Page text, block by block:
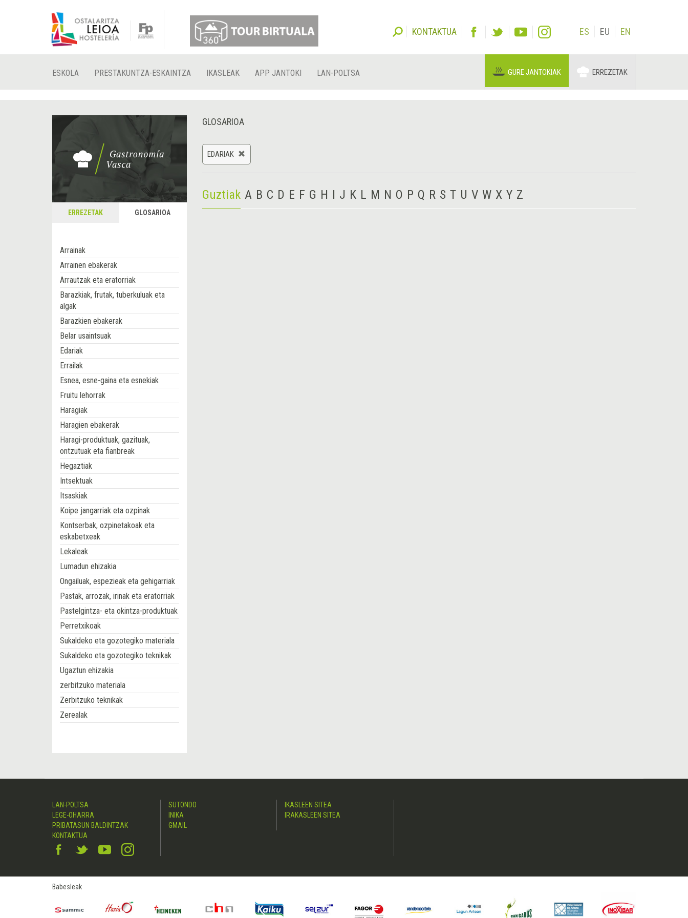
KONTAKTUA ES EU EN
ESKOLA PRESTAKUNTZA-ESKAINTZA IKASLEAK APP JANTOKI LAN-POLTSA GURE JANTOKIAK ERREZETAK
ERREZETAK GLOSARIOA
Arrainak
Arrainen ebakerak
Arrautzak eta eratorriak
Barazkiak, frutak, tuberkuluak eta
algak
Barazkien ebakerak
Belar usaintsuak
Edariak
Errailak
Esnea, esne-gaina eta esnekiak
Fruitu lehorrak
Haragiak
Haragien ebakerak
Haragi-produktuak, gazituak,
ontzutuak eta fianbreak
Hegaztiak
Intsektuak
Itsaskiak
Koipe jangarriak eta ozpinak
Kontserbak, ozpinetakoak eta
eskabetxeak
Lekaleak
Lumadun ehizakia
Ongailuak, espezieak eta gehigarriak
Pastak, arrozak, irinak eta eratorriak
Pastelgintza- eta okintza-produktuak
Perretxikoak
Sukaldeko eta gozotegiko materiala
Sukaldeko eta gozotegiko teknikak
Ugaztun ehizakia
zerbitzuko materiala
Zerbitzuko teknikak
Zerealak
GLOSARIOA
EDARIAK
Guztiak A B C D E F G H I J K L M N O P Q R S T U V W X Y Z
LAN-POLTSA
LEGE-OHARRA
PRIBATASUN BALDINTZAK
KONTAKTUA
SUTONDO
INIKA
GMAIL
IKASLEEN SITEA
IRAKASLEEN SITEA
Babesleak